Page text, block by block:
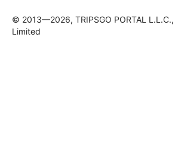
© 2013—2026, TRIPSGO PORTAL
Limited